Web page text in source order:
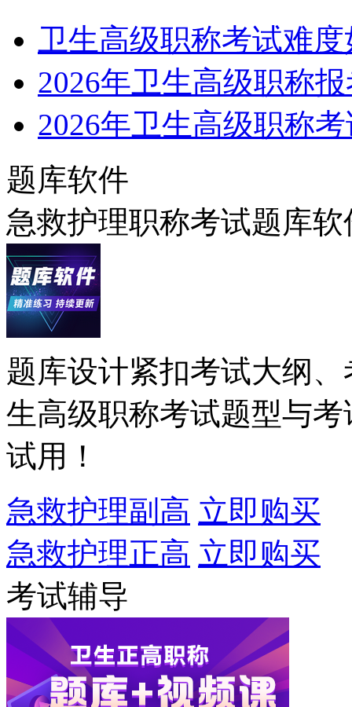
卫生高级职称考试难
2026年卫生高级职称
2026年卫生高级职称
题库软件
急救护理职称考试题库
题库设计紧扣考试大纲
生高级职称考试题型与
试用！
急救护理副高 立即购买
急救护理正高 立即购买
考试辅导